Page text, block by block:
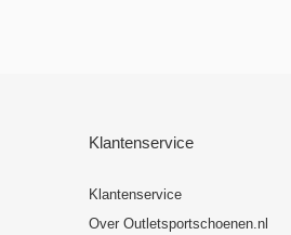
Klantenservice
Klantenservice
Over Outletsportschoenen.nl